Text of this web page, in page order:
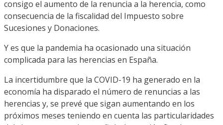
consigo el aumento de la renuncia a la herencia, como
consecuencia de la fiscalidad del Impuesto sobre
Sucesiones y Donaciones.
Y es que la pandemia ha ocasionado una situación
complicada para las herencias en España.
La incertidumbre que la COVID-19 ha generado en la
economía ha disparado el número de renuncias a las
herencias y, se prevé que sigan aumentando en los
próximos meses teniendo en cuenta las particularidades